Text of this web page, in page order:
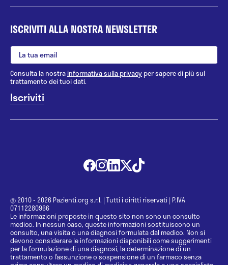
ISCRIVITI ALLA NOSTRA NEWSLETTER
Consulta la nostrainformativa sulla privacy per sapere di più sul
trattamento dei tuoi dati.
@ 2010 - 2026 Pazienti.org s.r.l. | Tutti i diritti riservati | P.IVA
07112280966
Le informazioni proposte in questo sito non sono un consulto
medico. In nessun caso, queste informazioni sostituiscono un
consulto, una visita o una diagnosi formulata dal medico. Non si
devono considerare le informazioni disponibili come suggerimenti
per la formulazione di una diagnosi, la determinazione di un
trattamento o l’assunzione o sospensione di un farmaco senza